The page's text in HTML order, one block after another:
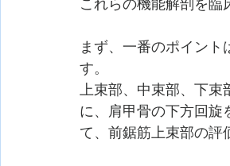
これらの機能解剖を臨
まず、一番のポイン
す。
上束部、中束部、下束
に、肩甲骨の下方回旋
て、前鋸筋上束部の評